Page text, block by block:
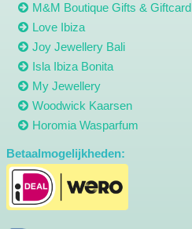
M&M Boutique Gifts & Giftcard
Love Ibiza
Joy Jewellery Bali
Isla Ibiza Bonita
My Jewellery
Woodwick Kaarsen
Horomia Wasparfum
Betaalmogelijkheden: